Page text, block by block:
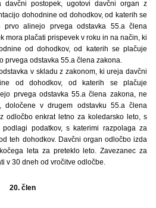
postopek, ugotovi davčni organ z
dohodnine od dohodkov, od katerih se
alinejo prvega odstavka 55.a člena
mora plačati prispevek v roku in na način, ki
od dohodkov, od katerih se plačuje
prvega odstavka 55.a člena zakona.
v skladu z zakonom, ki ureja davčni
od dohodkov, od katerih se plačuje
prvega odstavka 55.a člena zakona, ne
določene v drugem odstavku 55.a člena
odločbo enkrat letno za koledarsko leto, s
podatkov, s katerimi razpolaga za
teh dohodkov. Davčni organ odločbo izda
leta za preteklo leto. Zavezanec za
v 30 dneh od vročitve odločbe.
20. člen